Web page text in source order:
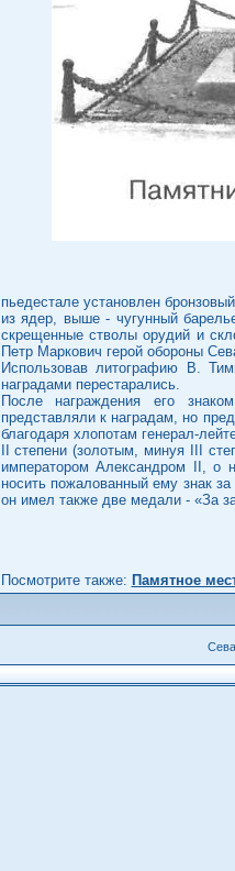
пьедестале установлен
из ядер, выше - чугунный
скрещенные стволы орудий и
Петр Маркович герой обороны
Использовав литографию В.
наградами перестарались.
После награждения его
представляли к наградам, но
благодаря хлопотам генерал-
II степени (золотым, минуя III
императором Александром II, о
носить пожалованный ему знак
он имел также две медали - «За
Посмотрите также: Памятное